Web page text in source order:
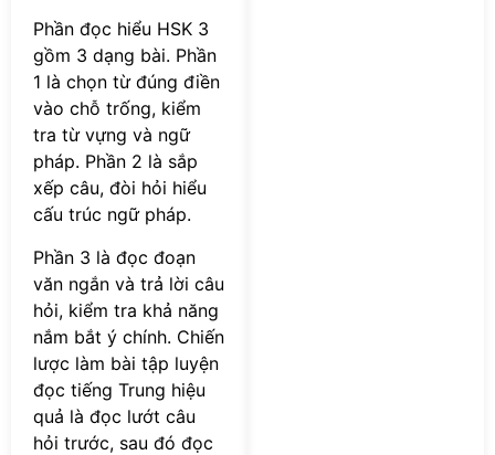
Phần đọc hiểu HSK 3
gồm 3 dạng bài. Phần
1 là chọn từ đúng điền
vào chỗ trống, kiểm
tra từ vựng và ngữ
pháp. Phần 2 là sắp
xếp câu, đòi hỏi hiểu
cấu trúc ngữ pháp.
Phần 3 là đọc đoạn
văn ngắn và trả lời câu
hỏi, kiểm tra khả năng
nắm bắt ý chính. Chiến
lược làm bài tập luyện
đọc tiếng Trung hiệu
quả là đọc lướt câu
hỏi trước, sau đó đọc